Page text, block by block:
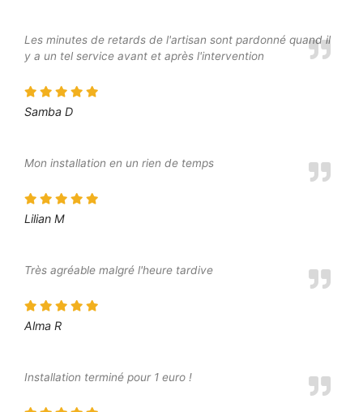
Les minutes de retards de l'artisan sont pardonné quand il
y a un tel service avant et après l'intervention
Samba D
Mon installation en un rien de temps
Lilian M
Très agréable malgré l'heure tardive
Alma R
Installation terminé pour 1 euro !